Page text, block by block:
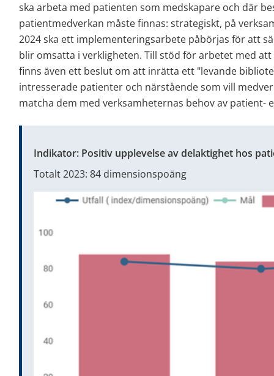
ska arbeta med patienten som medskapare och där
patientmedverkan måste finnas: strategiskt, på
2024 ska ett implementeringsarbete påbörjas för att
blir omsatta i verkligheten. Till stöd för arbetet med
finns även ett beslut om att inrätta ett "levande
intresserade patienter och närstående som vill
matcha dem med verksamheternas behov av patient-
Indikator: Positiv upplevelse av delaktighet hos
Totalt 2023: 84 dimensionspoäng